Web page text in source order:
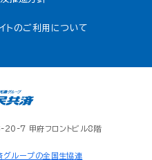
トのご利用について
7 甲府フロントビル8階
グループの全国生協連